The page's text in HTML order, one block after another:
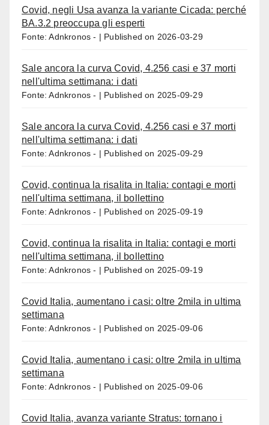
Covid, negli Usa avanza la variante Cicada: perché
BA.3.2 preoccupa gli esperti
Fonte: Adnkronos - Published on 2026-03-29
Sale ancora la curva Covid, 4.256 casi e 37 morti
nell'ultima settimana: i dati
Fonte: Adnkronos - Published on 2025-09-29
Sale ancora la curva Covid, 4.256 casi e 37 morti
nell'ultima settimana: i dati
Fonte: Adnkronos - Published on 2025-09-29
Covid, continua la risalita in Italia: contagi e morti
nell'ultima settimana, il bollettino
Fonte: Adnkronos - Published on 2025-09-19
Covid, continua la risalita in Italia: contagi e morti
nell'ultima settimana, il bollettino
Fonte: Adnkronos - Published on 2025-09-19
Covid Italia, aumentano i casi: oltre 2mila in ultima
settimana
Fonte: Adnkronos - Published on 2025-09-06
Covid Italia, aumentano i casi: oltre 2mila in ultima
settimana
Fonte: Adnkronos - Published on 2025-09-06
Covid Italia, avanza variante Stratus: tornano i